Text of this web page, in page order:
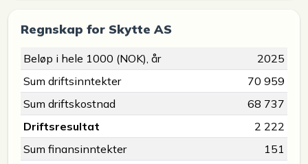
Regnskap for Skytte AS
Beløp i hele 1000 (NOK), år
2025
Sum driftsinntekter
70 959
Sum driftskostnad
68 737
Driftsresultat
2 222
Sum finansinntekter
151